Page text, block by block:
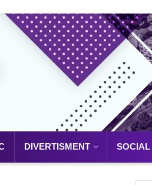
DIVERTISMENT SOCIAL